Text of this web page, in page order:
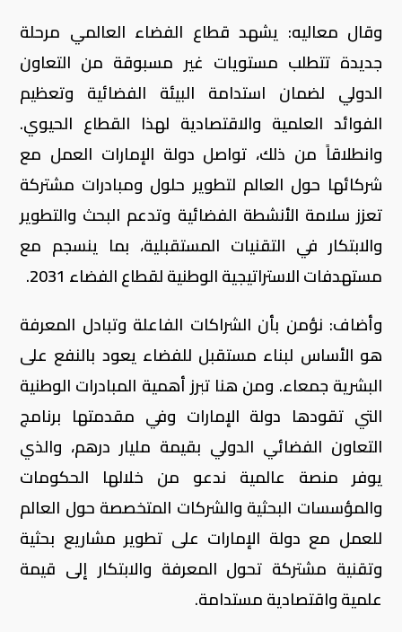
وقال معاليه: يشهد قطاع الفضاء العالمي مرحلة
جديدة تتطلب مستويات غير مسبوقة من التعاون
الدولي لضمان استدامة البيئة الفضائية وتعظيم
الفوائد العلمية والاقتصادية لهذا القطاع الحيوي.
وانطلاقاً من ذلك، تواصل دولة الإمارات العمل مع
شركائها حول العالم لتطوير حلول ومبادرات مشتركة
تعزز سلامة الأنشطة الفضائية وتدعم البحث والتطوير
والابتكار في التقنيات المستقبلية، بما ينسجم مع
مستهدفات الاستراتيجية الوطنية لقطاع الفضاء 2031.
وأضاف: نؤمن بأن الشراكات الفاعلة وتبادل المعرفة
هو الأساس لبناء مستقبل للفضاء يعود بالنفع على
البشرية جمعاء. ومن هنا تبرز أهمية المبادرات الوطنية
التي تقودها دولة الإمارات وفي مقدمتها برنامج
التعاون الفضائي الدولي بقيمة مليار درهم، والذي
يوفر منصة عالمية ندعو من خلالها الحكومات
والمؤسسات البحثية والشركات المتخصصة حول العالم
للعمل مع دولة الإمارات على تطوير مشاريع بحثية
وتقنية مشتركة تحول المعرفة والابتكار إلى قيمة
علمية واقتصادية مستدامة.